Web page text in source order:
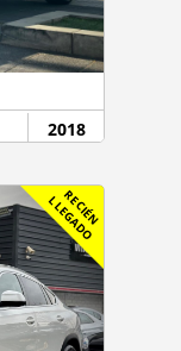
2018
R
E
C
I
É
N
L
L
E
G
A
D
O